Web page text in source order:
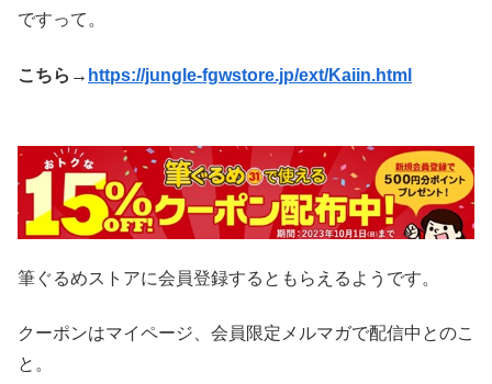
ですって。
こちら→ https://jungle-fgwstore.jp/ext/Kaiin.html
筆ぐるめストアに会員登録するともらえるようです。
クーポンはマイページ、会員限定メルマガで配信中とのこ
と。